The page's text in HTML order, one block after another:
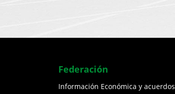
Federación
Información Económica y acuerdos